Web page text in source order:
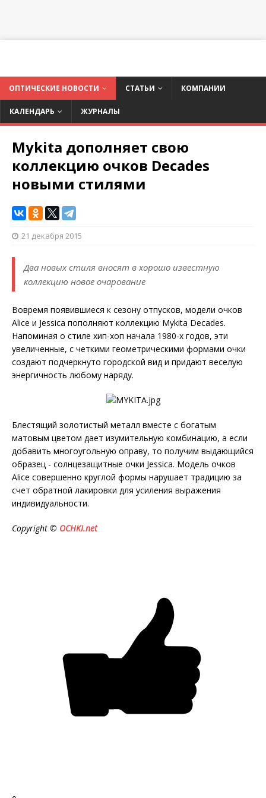
ОПТИЧЕСКИЕ НОВОСТИ СТАТЬИ КОМПАНИИ
КАЛЕНДАРЬ ЖУРНАЛЫ
Mykita дополняет свою
коллекцию очков Decades
новыми стилями
21 декабря 2015
Два новых стиля вносят в хорошо известную
коллекцию новое очарование
Вовремя появившиеся к сезону отпусков, модели очков
Alice и Jessica пополняют коллекцию Mykita Decades.
Напоминая о стиле хип-хоп начала 1980-х годов, эти
увеличенные, с четкими геометрическими формами очки
создают подчеркнуто городской вид и придают веселую
энергичность любому наряду.
Блестящий золотистый металл вместе с богатым
матовым цветом дает изумительную комбинацию, а если
добавить многоугольную оправу, то получим выдающийся
образец - солнцезащитные очки Jessica. Модель очков
Alice совершенно круглой формы нарушает традицию за
счет обратной лакировки для усиления выражения
индивидуальности.
Copyright © OCHKI.net